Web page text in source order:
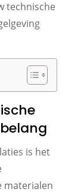
technische
is het
materialen